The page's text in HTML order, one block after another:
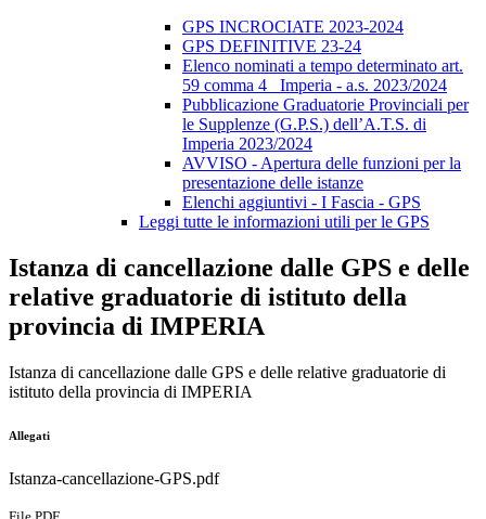
GPS INCROCIATE 2023-2024
GPS DEFINITIVE 23-24
Elenco nominati a tempo determinato art.
59 comma 4_ Imperia - a.s. 2023/2024
Pubblicazione Graduatorie Provinciali per
le Supplenze (G.P.S.) dell’A.T.S. di
Imperia 2023/2024
AVVISO - Apertura delle funzioni per la
presentazione delle istanze
Elenchi aggiuntivi - I Fascia - GPS
Leggi tutte le informazioni utili per le GPS
Istanza di cancellazione dalle GPS e delle
relative graduatorie di istituto della
provincia di IMPERIA
Istanza di cancellazione dalle GPS e delle relative graduatorie di
istituto della provincia di IMPERIA
Allegati
Istanza-cancellazione-GPS.pdf